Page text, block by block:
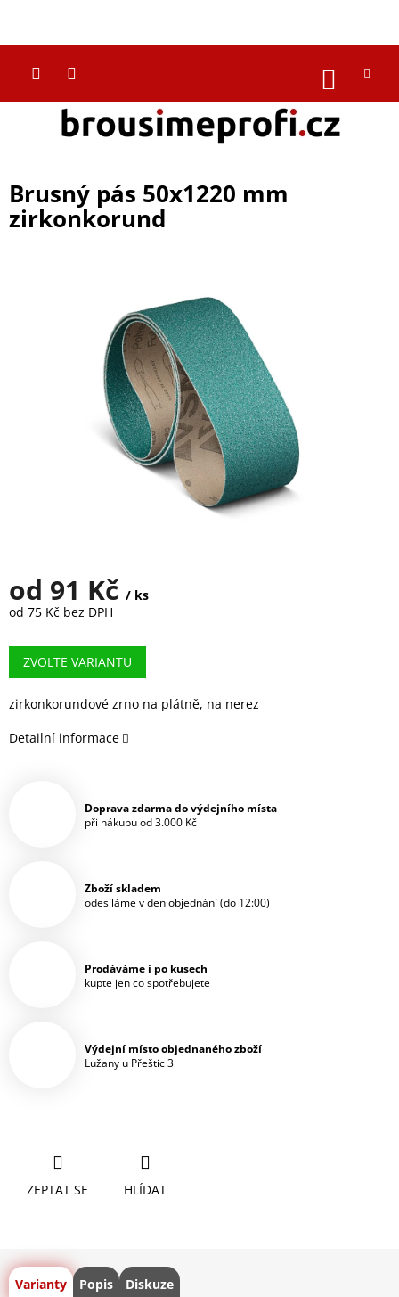
obsah
KOŠÍK
Brusný pás 50x1220 mm
zirkonkorund
od 91 Kč / ks
od 75 Kč bez DPH
cena:
ZVOLTE VARIANTU
zirkonkorundové zrno na plátně, na nerez
Detailní informace
Doprava zdarma do výdejního místa
při nákupu od 3.000 Kč
Zboží skladem
odesíláme v den objednání (do 12:00)
Prodáváme i po kusech
kupte jen co spotřebujete
Výdejní místo objednaného zboží
Lužany u Přeštic 3
ZEPTAT SE HLÍDAT
Varianty Popis Diskuze